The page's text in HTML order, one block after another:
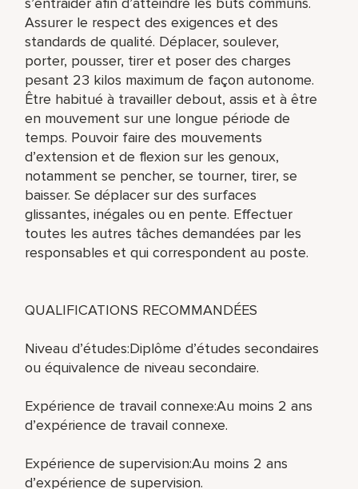
Assurer le respect des exigences et des
standards de qualité. Déplacer, soulever,
porter, pousser, tirer et poser des charges
pesant 23 kilos maximum de façon autonome.
Être habitué à travailler debout, assis et à être
en mouvement sur une longue période de
temps. Pouvoir faire des mouvements
d’extension et de flexion sur les genoux,
notamment se pencher, se tourner, tirer, se
baisser. Se déplacer sur des surfaces
glissantes, inégales ou en pente. Effectuer
toutes les autres tâches demandées par les
responsables et qui correspondent au poste.
QUALIFICATIONS RECOMMANDÉES
Niveau d’études:Diplôme d’études secondaires
ou équivalence de niveau secondaire.
Expérience de travail connexe:Au moins 2 ans
d’expérience de travail connexe.
Expérience de supervision:Au moins 2 ans
d’expérience de supervision.